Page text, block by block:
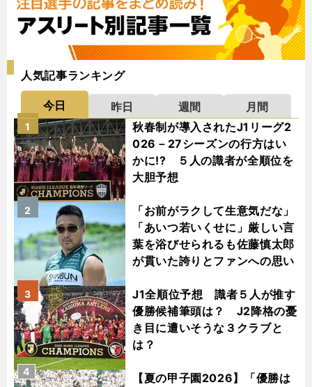
人気記事ランキング
今日 昨日 週間
月間
秋春制が導入されたJ1リーグ2
026－27シーズンの行方はい
かに!? ５人の識者が全順位を
大胆予想
1
「お前がラクして生意気だな」
「あいつ若いくせに」厳しい言
葉を浴びせられるも佐藤慎太郎
が貫いた誇りとファンへの思い
2
J1全順位予想 識者５人が推す
優勝候補筆頭は？ J2降格の憂
き目に遭いそうな３クラブと
は？
3
【夏の甲子園2026】「優勝は
4